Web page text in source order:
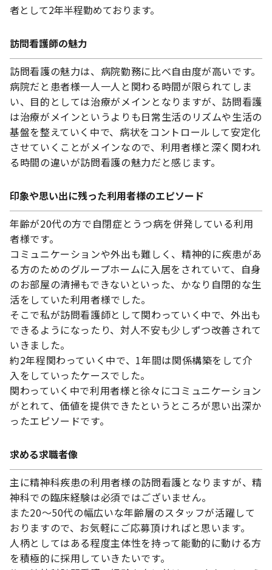
者として2年半程勤めております。
訪問看護師の魅力
訪問看護の魅力は、病院勤務に比べ自由度が高いです。
病院だと患者様一人一人と関わる時間が限られてしま
い、目的としては治療がメインとなりますが、訪問看護
は治療がメインというよりも日常生活のリズムや生活の
基盤を整えていく中で、病状をコントロールして安定化
させていくことがメインなので、利用者様と深く関われ
る時間の違いが訪問看護の魅力だと感じます。
印象や思い出に残った利用者様のエピソード
年齢が20代の方で自閉症とうつ病を併発している利用
者様です。
コミュニケーションや外出も難しく、精神的に疾患があ
る方のためのグループホームに入居をされていて、自身
のお部屋の清掃もできないといった、かなり自閉的な生
活をしていた利用者様でした。
そこで私が訪問看護師として関わっていく中で、外出も
できるようになったり、対人不安も少しずつ改善されて
いきました。
約2年程関わっていく中で、1年間は関係構築をして介
入をしていったケースでした。
関わっていく中で利用者様と徐々にコミュニケーション
がとれて、価値を提供できたというところが思い出深か
ったエピソードです。
求める求職者像
主に精神科疾患の利用者様の訪問看護となりますが、精
神科での臨床経験は必須ではございません。
また20〜50代の幅広いな年齢層のスタッフが活躍して
おりますので、お気軽にご応募頂ければと思います。
人柄としてはある程度主体性を持って能動的に動ける方
を積極的に採用していきたいです。